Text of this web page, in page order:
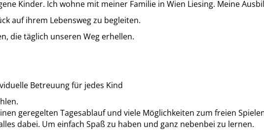
Kinder. Ich wohne mit meiner Familie in Wien Liesing. Meine
auf ihrem Lebensweg zu begleiten.
die täglich unseren Weg erhellen.
Betreuung für jedes Kind
geregelten Tagesablauf und viele Möglichkeiten zum freien
dabei. Um einfach Spaß zu haben und ganz nebenbei zu lernen.